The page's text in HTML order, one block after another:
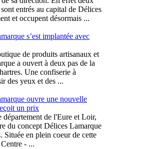
entrés au capital de Délices
et occupent désormais ...
s’est implantée avec
de produits artisanaux et
a ouvert à deux pas de la
Une confiserie à
des yeux et des ...
ouvre une nouvelle
un prix
département de l'Eure et Loir,
du concept Délices Lamarque
Située en plein coeur de cette
- ...